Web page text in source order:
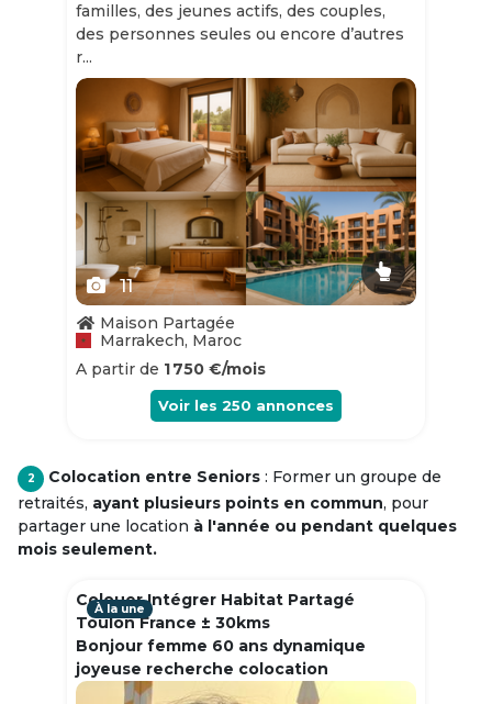
familles, des jeunes actifs, des couples,
des personnes seules ou encore d’autres
r...
Slide 1 of 11
11
Maison Partagée
Marrakech, Maroc
A partir de 1 750 €/mois
Voir les 250 annonces
2 Colocation entre Seniors : Former un groupe de
retraités, ayant plusieurs points en commun, pour
partager une location à l'année ou pendant quelques
mois seulement.
Colouer Intégrer Habitat Partagé
Toulon France ± 30kms
Bonjour femme 60 ans dynamique
joyeuse recherche colocation
À la une